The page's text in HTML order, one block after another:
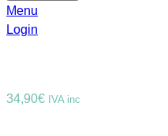
Menu
Login
34,90€ IVA inc